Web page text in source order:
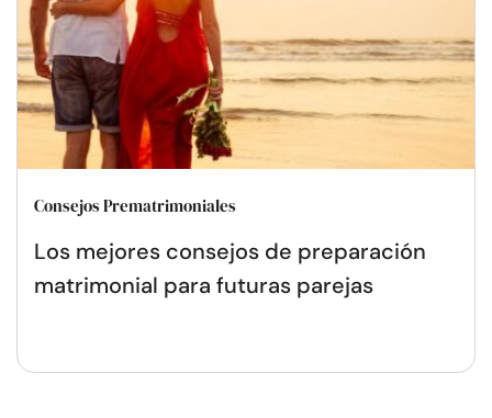
Consejos Prematrimoniales
Los mejores consejos de preparación
matrimonial para futuras parejas